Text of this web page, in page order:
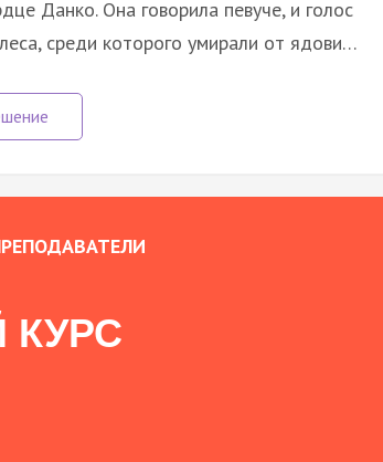
Данко. Она говорила певуче, и голос
среди которого умирали от ядови…
КУРС